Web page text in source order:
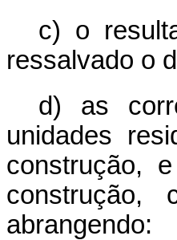
c) o
ressalvado o
d) as
unidades
construção,
construção,
abrangendo: